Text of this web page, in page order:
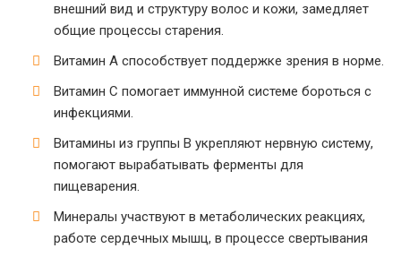
внешний вид и структуру волос и кожи, замедляет
общие процессы старения.
Витамин А способствует поддержке зрения в норме.
Витамин С помогает иммунной системе бороться с
инфекциями.
Витамины из группы В укрепляют нервную систему,
помогают вырабатывать ферменты для
пищеварения.
Минералы участвуют в метаболических реакциях,
работе сердечных мышц, в процессе свертывания